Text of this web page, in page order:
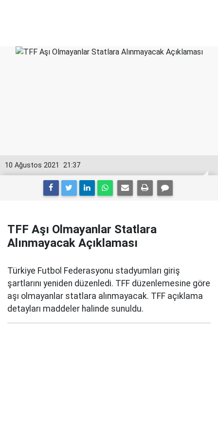
21:37
10 Ağustos 2021
TFF Aşı Olmayanlar Statlara
Alınmayacak Açıklaması
Türkiye Futbol Federasyonu stadyumları giriş
şartlarını yeniden düzenledi. TFF düzenlemesine göre
aşı olmayanlar statlara alınmayacak. TFF açıklama
detayları maddeler halinde sunuldu.